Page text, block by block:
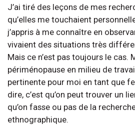
J’ai tiré des leçons de mes
qu’elles me touchaient
j’appris à me connaître en
vivaient des situations très
Mais ce n’est pas toujours le cas.
périménopause en milieu de
pertinente pour moi en tant que
dire, c’est qu’on peut trouver un
qu’on fasse ou pas de la
ethnographique.